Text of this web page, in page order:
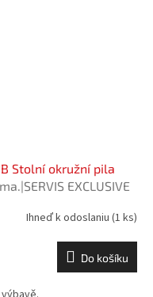
Stolní okružní pila
EXCLUSIVE
Ihneď k odoslaniu (1 ks)
Do košíku